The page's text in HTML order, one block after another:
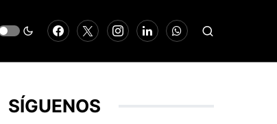
SÍGUENOS